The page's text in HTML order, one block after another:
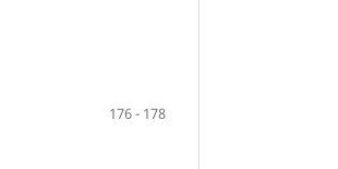
176 - 178